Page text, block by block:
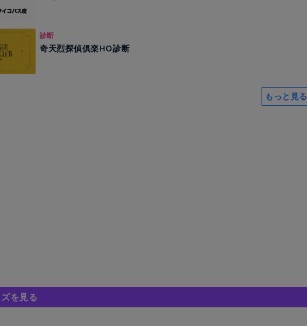
診断
奇天烈探偵俱楽HO診断
もっと見る
を見る